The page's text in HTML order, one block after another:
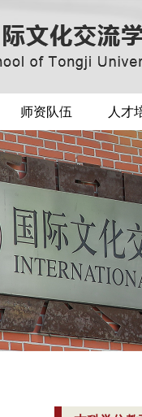
师资队伍 人才